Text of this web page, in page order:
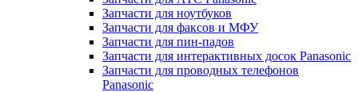
Запчасти для ноутбуков
Запчасти для факсов и МФУ
Запчасти для пин-падов
Запчасти для интерактивных досок Panasonic
Запчасти для проводных телефонов
Panasonic